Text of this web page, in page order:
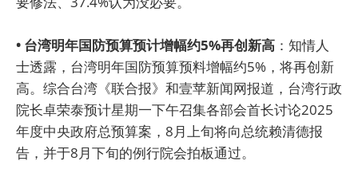
• 台湾明年国防预算预计增幅约5%再创新高 ：知情人
士透露，台湾明年国防预算预料增幅约5%，将再创新
高。综合台湾《联合报》和壹苹新闻网报道，台湾行政
院长卓荣泰预计星期一下午召集各部会首长讨论2025
年度中央政府总预算案，8月上旬将向总统赖清德报
告，并于8月下旬的例行院会拍板通过。